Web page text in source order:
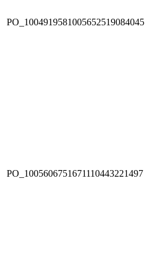
PO_1004919581005652519084045
PO_1005606751671110443221497